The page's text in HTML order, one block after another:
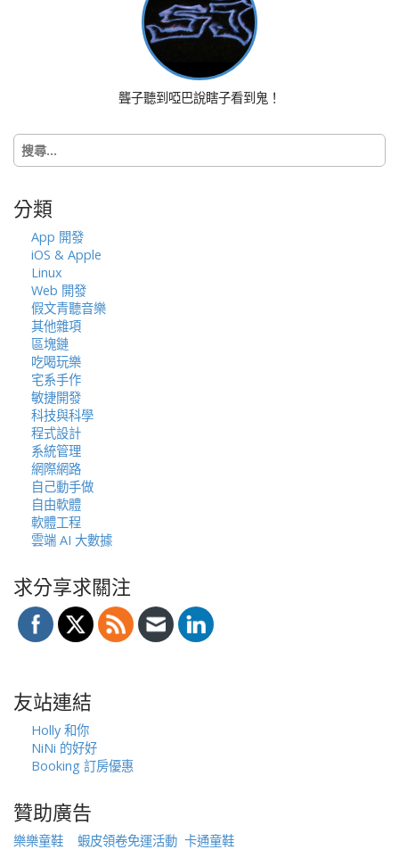
聾子聽到啞巴說瞎子看到鬼！
搜
尋
字:
分類
App 開發
iOS & Apple
Linux
Web 開發
假文青聽音樂
其他雜項
區塊鏈
吃喝玩樂
宅系手作
敏捷開發
科技與科學
程式設計
系統管理
網際網路
自己動手做
自由軟體
軟體工程
雲端 AI 大數據
求分享求關注
友站連結
Holly 和你
NiNi 的好好
Booking 訂房優惠
贊助廣告
樂樂童鞋 蝦皮領卷免運活動 卡通童鞋